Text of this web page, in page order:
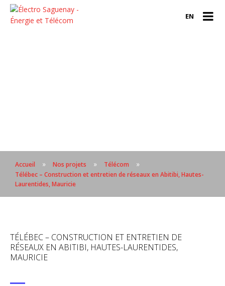
EN
Accueil » Nos projets » Télécom »
Télébec – Construction et entretien de réseaux en Abitibi, Hautes-
Laurentides, Mauricie
TÉLÉBEC – CONSTRUCTION ET ENTRETIEN DE
RÉSEAUX EN ABITIBI, HAUTES-LAURENTIDES,
MAURICIE